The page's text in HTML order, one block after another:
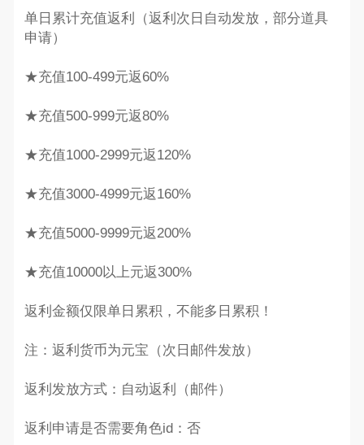
单日累计充值返利（返利次日自动发放，部分道具
申请）
★充值100-499元返60%
★充值500-999元返80%
★充值1000-2999元返120%
★充值3000-4999元返160%
★充值5000-9999元返200%
★充值10000以上元返300%
返利金额仅限单日累积，不能多日累积！
注：返利货币为元宝（次日邮件发放）
返利发放方式：自动返利（邮件）
返利申请是否需要角色id：否